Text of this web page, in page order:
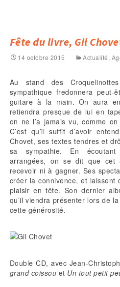
Fête du livre, Gil
14 octobre 2015 Actualité,
Au stand des
sympathique fredonnera peut-
guitare à la main. On aura
retiendra presque de lui en
on ne l’a jamais vu, comme
C’est qu’il suffit d’avoir
Chovet, ses textes tendres et
sa sympathie. En
arrangées, on se dit que cet
recevoir ni à gagner. Ses
créer la connivence, et laissent
plaisir en tête. Son dernier
qu’il viendra présenter lors de
cette générosité.
Double CD, avec Jean-
grand coissou et Un tout petit